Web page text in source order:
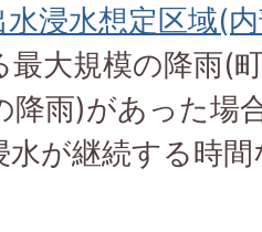
水浸水想定区域(
最大規模の降雨(
降雨)があった場
水が継続する時